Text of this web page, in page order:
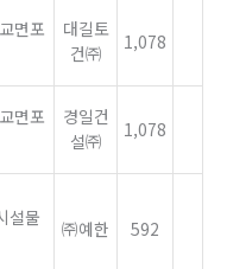
면포
대길토
건㈜
1,078
면포
경일건
설㈜
1,078
설물
㈜예한 592